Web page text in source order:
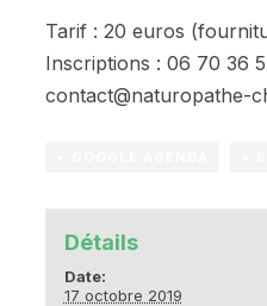
Tarif : 20 euros
Inscriptions : 06 70 36
contact@naturopathe-
Détails
Date:
17 octobre 2019